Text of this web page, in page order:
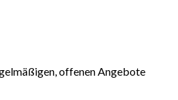
offenen Angebote